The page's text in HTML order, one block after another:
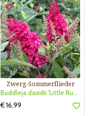
Zwerg-Sommerflieder
Buddleja davidii 'Little Ruby'
€ 16,99